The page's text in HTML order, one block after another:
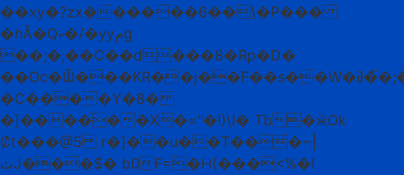
��xy�?zxܹ������6��\�P���
�hȀ�Qކ�/�yyمg
��;�;��C��d���8�Rp�D�
��Oc�Ѿ���KR��j��F��s��W�ߥ�᫇�;��ƠZ��x���T���(d3v���Eh7|
�C����Y�8�
�]������X�="�!)\I� Tb�ӝOk
Ȼt���@5 r�]��u��T���~|
ٽJ���$� b0F=�H{���<%�!